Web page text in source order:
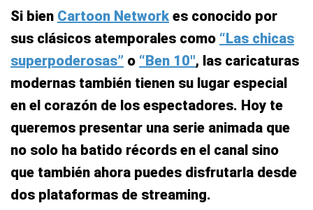
Si bien Cartoon Network es conocido por
sus clásicos atemporales como “Las chicas
superpoderosas” o “Ben 10″, las caricaturas
modernas también tienen su lugar especial
en el corazón de los espectadores. Hoy te
queremos presentar una serie animada que
no solo ha batido récords en el canal sino
que también ahora puedes disfrutarla desde
dos plataformas de streaming.